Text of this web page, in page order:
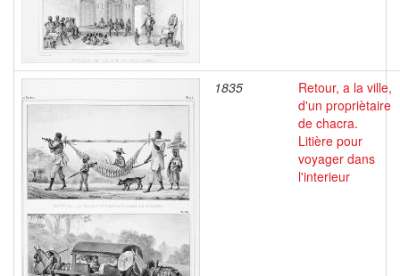
1835
Retour, a la ville,
d'un propriètaire
de chacra.
Litière pour
voyager dans
l'interieur